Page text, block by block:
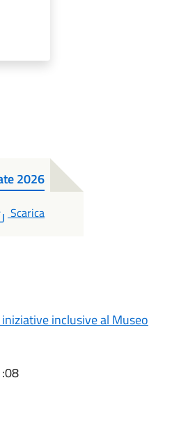
2026
PDF
Scarica
inclusive al Museo